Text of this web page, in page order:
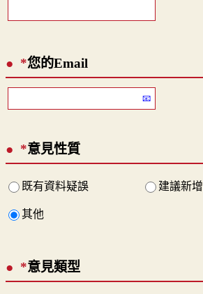
*您的Email
*意見性質
既有資料疑誤 建議新增
其他
*意見類型